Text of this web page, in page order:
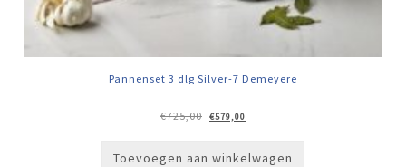
Pannenset 3 dlg Silver-7 Demeyere
€725,00
Oorspronkelijke
prijs
€579,00
prijs
Toevoegen aan winkelwagen